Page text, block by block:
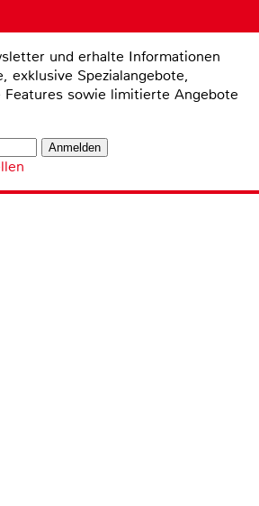
und erhalte Informationen
exklusive Spezialangebote,
Features sowie limitierte Angebote